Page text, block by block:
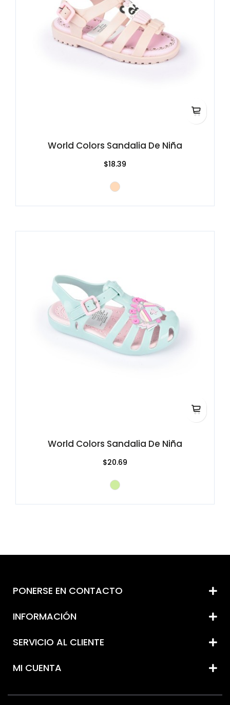
World Colors Sandalia De Niña
$18.39
World Colors Sandalia De Niña
$20.69
PONERSE EN CONTACTO
INFORMACIÓN
SERVICIO AL CLIENTE
MI CUENTA